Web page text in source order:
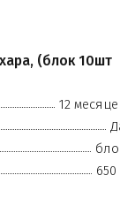
(блок 10шт
12
650